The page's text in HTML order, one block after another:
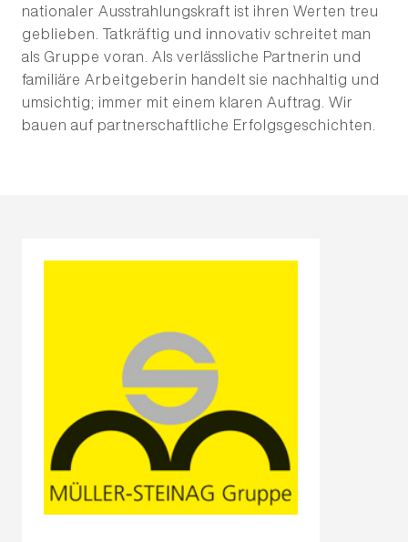
Projektmanagement
User Experience Design
Business Development
nationaler Ausstrahlungskraft ist ihren Werten treu
geblieben. Tatkräftig und innovativ schreitet man
als Gruppe voran. Als verlässliche Partnerin und
familiäre Arbeitgeberin handelt sie nachhaltig und
umsichtig; immer mit einem klaren Auftrag. Wir
bauen auf partnerschaftliche Erfolgsgeschichten.